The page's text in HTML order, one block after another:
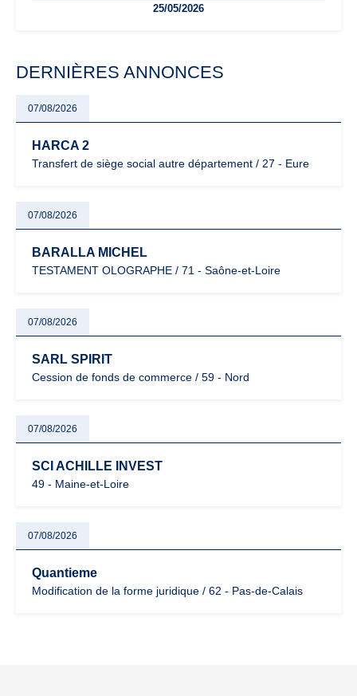
facturation ou risque de bascule vers la TVA : les règles
25/05/2026
DERNIÈRES ANNONCES
07/08/2026
HARCA 2
Transfert de siège social autre département / 27 - Eure
07/08/2026
BARALLA MICHEL
TESTAMENT OLOGRAPHE / 71 - Saône-et-Loire
07/08/2026
SARL SPIRIT
Cession de fonds de commerce / 59 - Nord
07/08/2026
SCI ACHILLE INVEST
49 - Maine-et-Loire
07/08/2026
Quantieme
Modification de la forme juridique / 62 - Pas-de-Calais